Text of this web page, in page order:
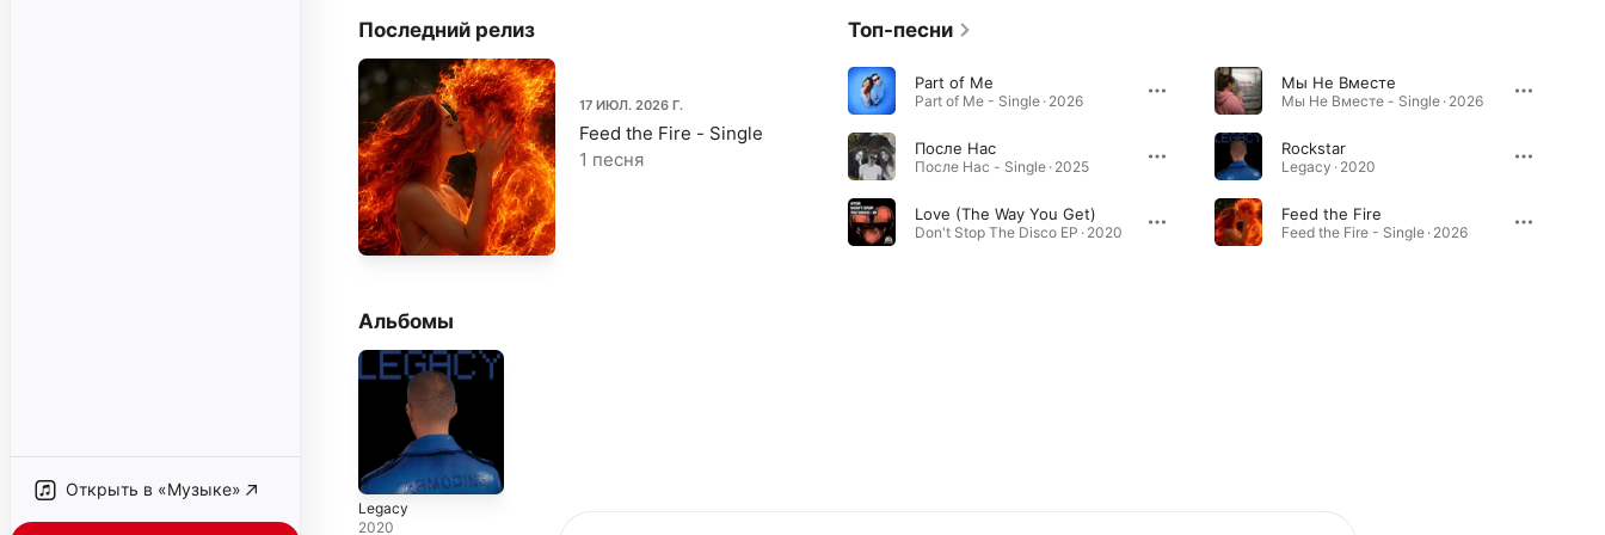
Открыть в «Музыке»
Последний релиз
17 ИЮЛ. 2026 Г.
Feed the Fire - Single
1 песня
Топ-песни
Part of Me
Part of Me - Single · 2026
После Нас
После Нас - Single · 2025
Love (The Way You Get)
Don't Stop The Disco EP · 2020
Мы Не Вместе
Мы Не Вместе - Single · 2026
Rockstar
Legacy · 2020
Feed the Fire
Feed the Fire - Single · 2026
Альбомы
Legacy
2020